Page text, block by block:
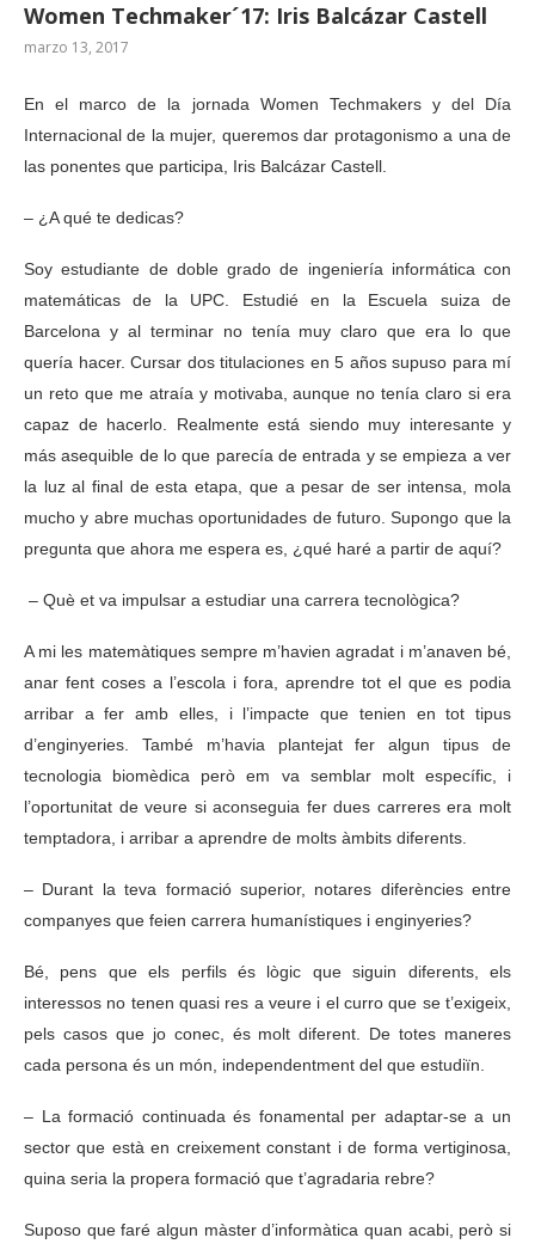
Women Techmaker´17: Iris Balcázar Castell
marzo 13, 2017
En el marco de la jornada Women Techmakers y del Día
Internacional de la mujer, queremos dar protagonismo a una de
las ponentes que participa, Iris Balcázar Castell.
– ¿A qué te dedicas?
Soy estudiante de doble grado de ingeniería informática con
matemáticas de la UPC. Estudié en la Escuela suiza de
Barcelona y al terminar no tenía muy claro que era lo que
quería hacer. Cursar dos titulaciones en 5 años supuso para mí
un reto que me atraía y motivaba, aunque no tenía claro si era
capaz de hacerlo. Realmente está siendo muy interesante y
más asequible de lo que parecía de entrada y se empieza a ver
la luz al final de esta etapa, que a pesar de ser intensa, mola
mucho y abre muchas oportunidades de futuro. Supongo que la
pregunta que ahora me espera es, ¿qué haré a partir de aquí?
– Què et va impulsar a estudiar una carrera tecnològica?
A mi les matemàtiques sempre m’havien agradat i m’anaven bé,
anar fent coses a l’escola i fora, aprendre tot el que es podia
arribar a fer amb elles, i l’impacte que tenien en tot tipus
d’enginyeries. També m’havia plantejat fer algun tipus de
tecnologia biomèdica però em va semblar molt específic, i
l’oportunitat de veure si aconseguia fer dues carreres era molt
temptadora, i arribar a aprendre de molts àmbits diferents.
– Durant la teva formació superior, notares diferències entre
companyes que feien carrera humanístiques i enginyeries?
Bé, pens que els perfils és lògic que siguin diferents, els
interessos no tenen quasi res a veure i el curro que se t’exigeix,
pels casos que jo conec, és molt diferent. De totes maneres
cada persona és un món, independentment del que estudiïn.
– La formació continuada és fonamental per adaptar-se a un
sector que està en creixement constant i de forma vertiginosa,
quina seria la propera formació que t’agradaria rebre?
Suposo que faré algun màster d’informàtica quan acabi, però si